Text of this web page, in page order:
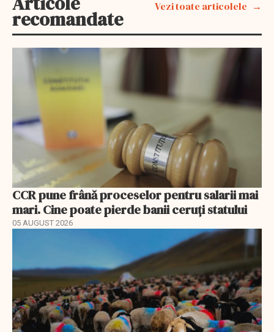
recomandate
Vezi toate articolele
CCR pune frână proceselor pentru salarii mai
mari. Cine poate pierde banii ceruți statului
05 AUGUST 2026